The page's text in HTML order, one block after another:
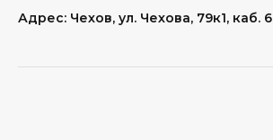
Адрес: Чехов, ул. Чехова, 79к1, каб. 6